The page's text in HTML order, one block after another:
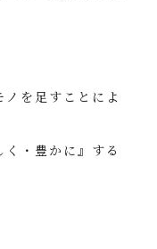
を足すことによ
・豊かに』する